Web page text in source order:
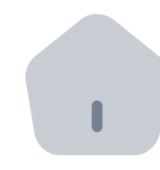
Distributeurs
Intégrez un
API Bitnovo
Intégrez notre